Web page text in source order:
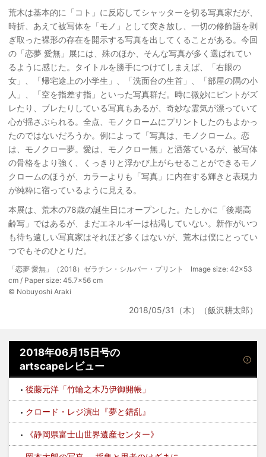
荒木は基本的に「コト」に反応してシャッターを切る写真家だが、
時折、あえて被写体を「モノ」として突き放し、一切の修飾語を剥
ぎ取った裸形の存在を開示する写真を出してくることがある。今回
の「恋夢 愛無」展には、殊のほか、そんな写真が多く選ばれてい
るように感じた。タイトルを勝手につけてしまえば、「右眼の
女」、「帰宅途上の小学生」、「洗面台の生首」、「部屋の隅の小
人」、「空を指差す指」といった写真群だ。時に微妙にピントがズ
レたり、ブレたりしている写真もあるが、奇妙な霊気が漂っていて
心が揺さぶられる。全点、モノクロームにプリントしたのもよかっ
たのではないだろうか。例によって「写真は、モノクローム。恋
は、モノクロー夢。愛は、モノクロー無」と洒落ているが、被写体
の骨格をより強く、くっきりと浮かび上がらせることができるモノ
クロームのほうが、カラーよりも「写真」に内在する輝きと表現力
が純粋に宿っているように見える。
本展は、荒木の78歳の誕生日にオープンした。たしかに「後期高
齢写」ではあるが、まだエネルギーは枯渇していない。新作がいつ
も待ち遠しい写真家はそれほど多くはないが、荒木は僕にとってい
つでもそのひとりだ。
「恋夢 愛無」（2018）ゼラチン・シルバー・プリント Image size: 42×53
cm / Paper size: 45.7×56 cm
© Nobuyoshi Araki
2018/05/31（木）（飯沢耕太郎）
2018年06月15日号の
artscapeレビュー
後藤元洋「竹輪之木乃伊御開帳」
クロード・レジ演出『夢と錯乱』
《静岡県富士山世界遺産センター》